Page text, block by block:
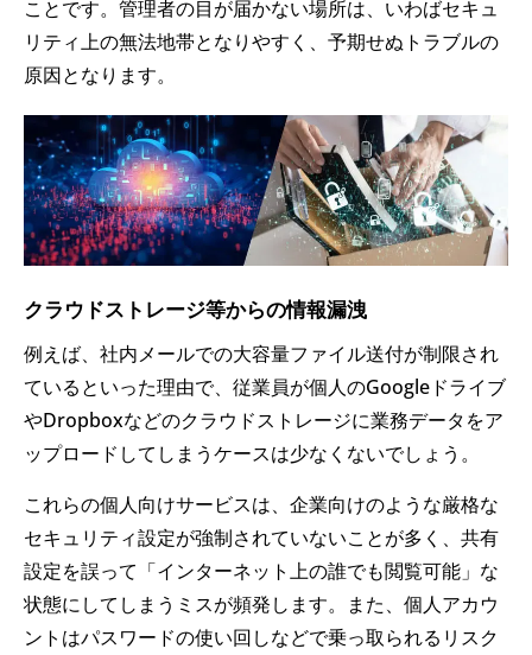
ことです。管理者の目が届かない場所は、いわばセキュ
リティ上の無法地帯となりやすく、予期せぬトラブルの
原因となります。
クラウドストレージ等からの情報漏洩
例えば、社内メールでの大容量ファイル送付が制限され
ているといった理由で、従業員が個人のGoogleドライブ
やDropboxなどのクラウドストレージに業務データをア
ップロードしてしまうケースは少なくないでしょう。
これらの個人向けサービスは、企業向けのような厳格な
セキュリティ設定が強制されていないことが多く、共有
設定を誤って「インターネット上の誰でも閲覧可能」な
状態にしてしまうミスが頻発します。また、個人アカウ
ントはパスワードの使い回しなどで乗っ取られるリスク